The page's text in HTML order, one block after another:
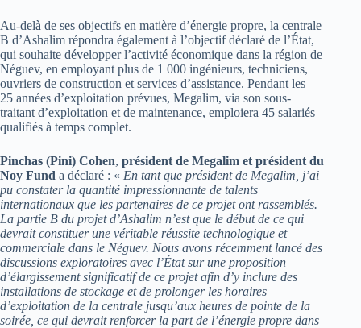
Au-delà de ses objectifs en matière d’énergie propre, la centrale
B d’Ashalim répondra également à l’objectif déclaré de l’État,
qui souhaite développer l’activité économique dans la région de
Néguev, en employant plus de 1 000 ingénieurs, techniciens,
ouvriers de construction et services d’assistance. Pendant les
25 années d’exploitation prévues, Megalim, via son sous-
traitant d’exploitation et de maintenance, emploiera 45 salariés
qualifiés à temps complet.
Pinchas (Pini) Cohen, président de Megalim et président du
Noy Fund a déclaré : « En tant que président de Megalim, j’ai
pu constater la quantité impressionnante de talents
internationaux que les partenaires de ce projet ont rassemblés.
La partie B du projet d’Ashalim n’est que le début de ce qui
devrait constituer une véritable réussite technologique et
commerciale dans le Néguev. Nous avons récemment lancé des
discussions exploratoires avec l’État sur une proposition
d’élargissement significatif de ce projet afin d’y inclure des
installations de stockage et de prolonger les horaires
d’exploitation de la centrale jusqu’aux heures de pointe de la
soirée, ce qui devrait renforcer la part de l’énergie propre dans